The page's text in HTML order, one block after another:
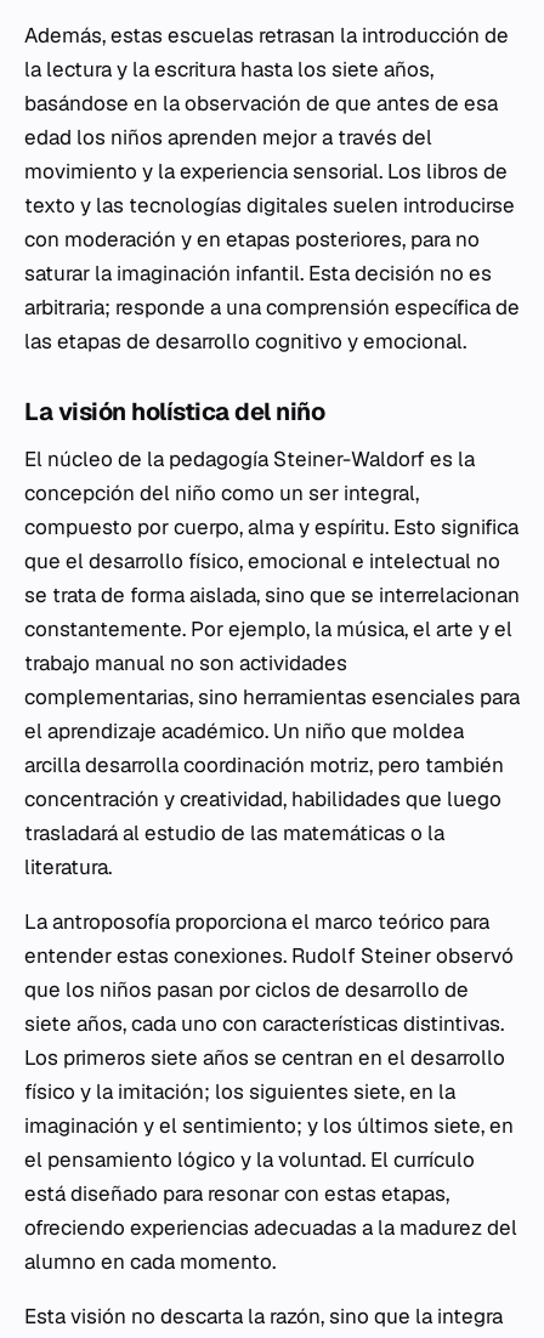
Además, estas escuelas retrasan la introducción de
la lectura y la escritura hasta los siete años,
basándose en la observación de que antes de esa
edad los niños aprenden mejor a través del
movimiento y la experiencia sensorial. Los libros de
texto y las tecnologías digitales suelen introducirse
con moderación y en etapas posteriores, para no
saturar la imaginación infantil. Esta decisión no es
arbitraria; responde a una comprensión específica de
las etapas de desarrollo cognitivo y emocional.
La visión holística del niño
El núcleo de la pedagogía Steiner-Waldorf es la
concepción del niño como un ser integral,
compuesto por cuerpo, alma y espíritu. Esto significa
que el desarrollo físico, emocional e intelectual no
se trata de forma aislada, sino que se interrelacionan
constantemente. Por ejemplo, la música, el arte y el
trabajo manual no son actividades
complementarias, sino herramientas esenciales para
el aprendizaje académico. Un niño que moldea
arcilla desarrolla coordinación motriz, pero también
concentración y creatividad, habilidades que luego
trasladará al estudio de las matemáticas o la
literatura.
La antroposofía proporciona el marco teórico para
entender estas conexiones. Rudolf Steiner observó
que los niños pasan por ciclos de desarrollo de
siete años, cada uno con características distintivas.
Los primeros siete años se centran en el desarrollo
físico y la imitación; los siguientes siete, en la
imaginación y el sentimiento; y los últimos siete, en
el pensamiento lógico y la voluntad. El currículo
está diseñado para resonar con estas etapas,
ofreciendo experiencias adecuadas a la madurez del
alumno en cada momento.
Esta visión no descarta la razón, sino que la integra